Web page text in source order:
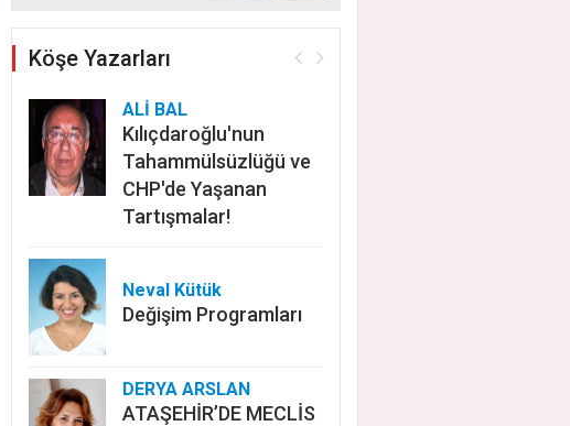
Köşe Yazarları
ALİ BAL
Kılıçdaroğlu'nun
Tahammülsüzlüğü ve
CHP'de Yaşanan
Tartışmalar!
Neval Kütük
Değişim Programları
DERYA ARSLAN
ATAŞEHİR’DE MECLİS